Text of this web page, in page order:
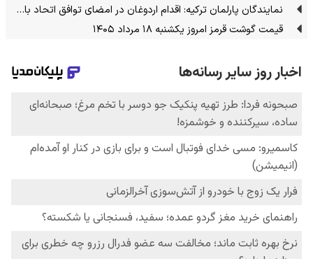
نمایندگان پارلمان ترکیه: اقدام اردوغان در امضای توافق اتحاد با…
قیمت گوشت قرمز امروز یکشنبه ۱۸ مرداد ۱۴۰۵